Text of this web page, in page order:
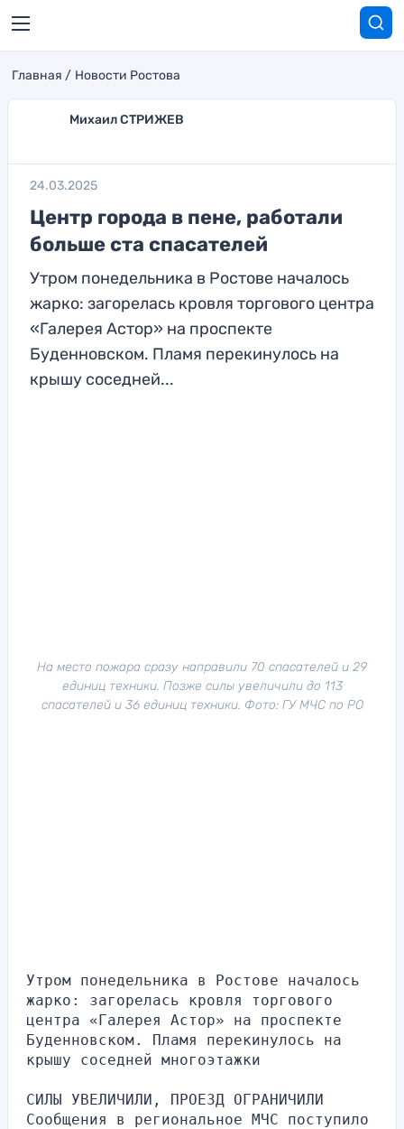
Главная Новости Ростова
Михаил СТРИЖЕВ
24.03.2025
Центр города в пене, работали
больше ста спасателей
Утром понедельника в Ростове началось
жарко: загорелась кровля торгового центра
«Галерея Астор» на проспекте
Буденновском. Пламя перекинулось на
крышу соседней...
На место пожара сразу направили 70 спасателей и 29
единиц техники. Позже силы увеличили до 113
спасателей и 36 единиц техники. Фото: ГУ МЧС по РО
Утром понедельника в Ростове началось
жарко: загорелась кровля торгового
центра «Галерея Астор» на проспекте
Буденновском. Пламя перекинулось на
крышу соседней многоэтажки
СИЛЫ УВЕЛИЧИЛИ, ПРОЕЗД ОГРАНИЧИЛИ
Сообщения в региональное МЧС поступило